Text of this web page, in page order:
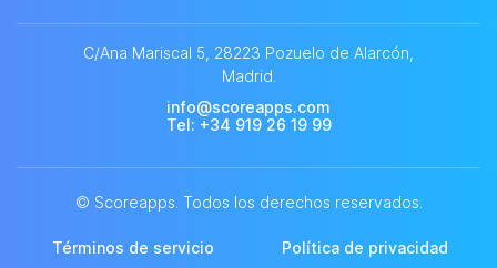
C/Ana Mariscal 5, 28223 Pozuelo de Alarcón,
Madrid.
info@scoreapps.com
Tel: +34 919 26 19 99
© Scoreapps. Todos los derechos reservados.
Términos de servicio Política de privacidad